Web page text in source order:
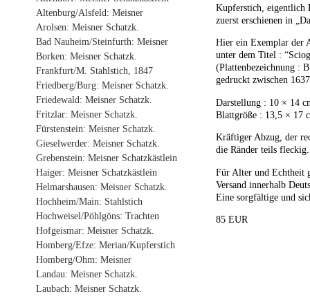
Altenburg/Alsfeld: Meisner
Arolsen: Meisner Schatzk.
Bad Nauheim/Steinfurth: Meisner
Borken: Meisner Schatzk.
Frankfurt/M. Stahlstich, 1847
Friedberg/Burg: Meisner Schatzk.
Friedewald: Meisner Schatzk.
Fritzlar: Meisner Schatzk.
Fürstenstein: Meisner Schatzk.
Gieselwerder: Meisner Schatzk.
Grebenstein: Meisner Schatzkästlein
Haiger: Meisner Schatzkästlein
Helmarshausen: Meisner Schatzk.
Hochheim/Main: Stahlstich
Hochweisel/Pöhlgöns: Trachten
Hofgeismar: Meisner Schatzk.
Homberg/Efze: Merian/Kupferstich
Homberg/Ohm: Meisner
Landau: Meisner Schatzk.
Laubach: Meisner Schatzk.
Kupferstich, eigentlich
zuerst erschienen in
Hier ein Exemplar der
unter dem Titel :
(Plattenbezeichnung :
gedruckt zwischen
Darstellung : 10 × 14
Blattgröße : 13,5 × 17
Kräftiger Abzug, der
die Ränder teils
Für Alter und Echtheit
Versand innerhalb
Eine sorgfältige und
85 EUR